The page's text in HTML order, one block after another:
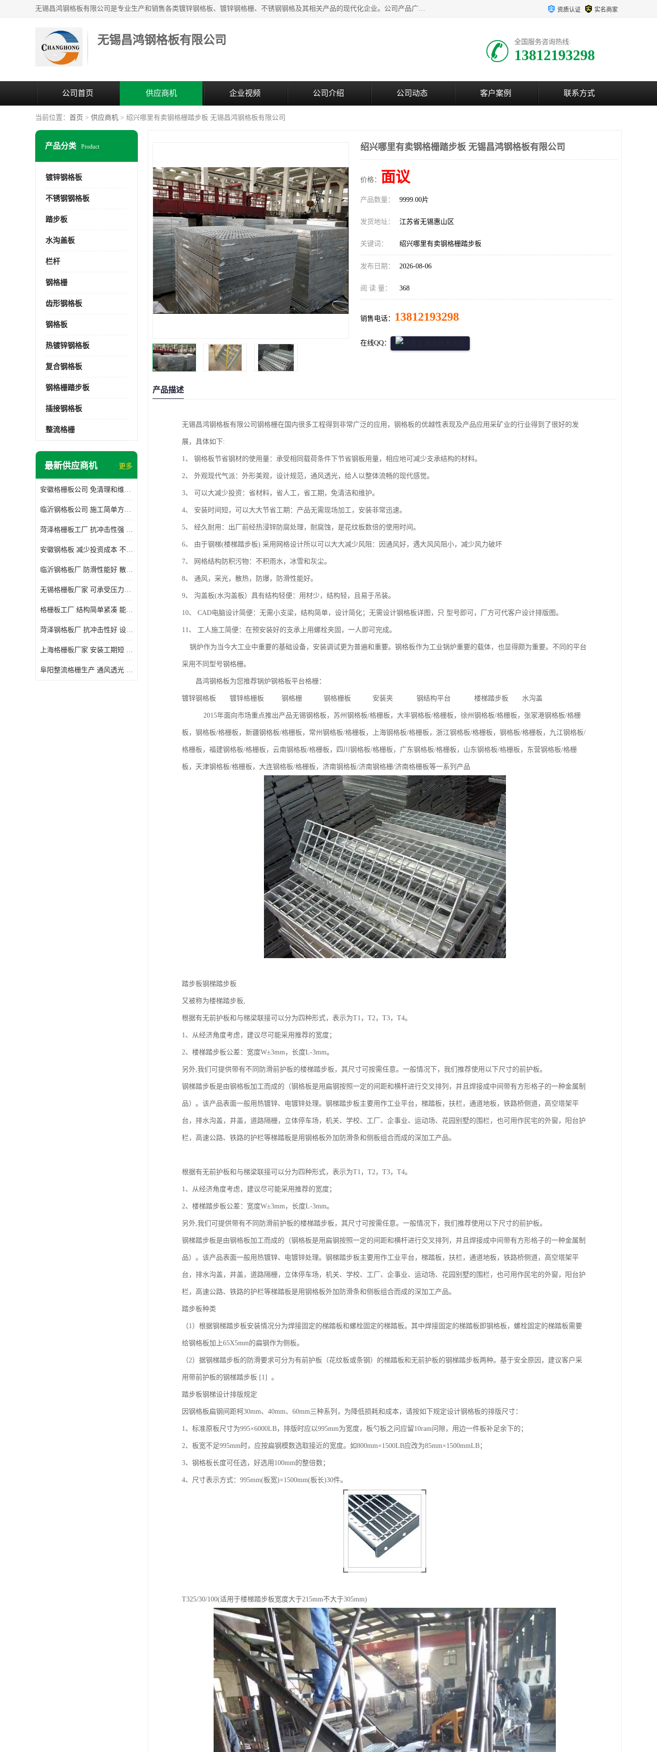
无锡昌鸿钢格板有限公司是专业生产和销售各类镀锌钢格板、镀锌钢格栅、不锈钢钢格及其相关产品的现代化企业。公司产品广泛运用于石油、化工、港口、电力、运输、造纸、医药、钢铁、食品、市政、房地产、制造业等各个领域。 资质认证 实名商家
无锡昌鸿钢格板有限公司 全国服务咨询热线:
13812193298
公司首页 供应商机 企业视频 公司介绍 公司动态 客户案例 联系方式
当前位置： 首页 > 供应商机 > 绍兴哪里有卖钢格栅踏步板 无锡昌鸿钢格板有限公司
产品分类 Product
镀锌钢格板
不锈钢钢格板
踏步板
水沟盖板
栏杆
钢格栅
齿形钢格板
钢格板
热镀锌钢格板
复合钢格板
钢格栅踏步板
插接钢格板
整流格栅
最新供应商机 更多
安徽格栅板公司 免清理和维护 安装需要人工少
临沂钢格板公司 施工简单方便 通风好 减少风阻
菏泽格栅板工厂 抗冲击性强 安装需要人工少
安徽钢格板 减少投资成本 不用清洗和维护
临沂钢格板厂 防滑性能好 散热防爆效果好
无锡格栅板厂家 可承受压力强 安装需要人工少
格栅板工厂 结构简单紧凑 能减少风力破坏
菏泽钢格板厂 抗冲击性好 设计规范 通风透光
上海格栅板厂家 安装工期短 通风好 减少风阻
阜阳整流格栅生产 通风透光 免清理和维护
绍兴哪里有卖钢格栅踏步板 无锡昌鸿钢格板有限公司
价格： 面议
产品数量： 9999.00片
发货地址： 江苏省无锡惠山区
关键词： 绍兴哪里有卖钢格栅踏步板
发布日期： 2026-08-06
阅 读 量： 368
销售电话： 13812193298
在线QQ：
产品描述
无锡昌鸿钢格板有限公司钢格栅在国内很多工程得到非常广泛的应用，钢格板的优越性表现及产品应用采矿业的行业得到了很好的发
展，具体如下:
1、 钢格板节省钢材的使用量：承受相同载荷条件下节省钢板用量，相应地可减少支承结构的材料。
2、 外观现代气派：外形美观，设计规范，通风透光，给人以整体流畅的现代感觉。
3、 可以大减少投资：省材料，省人工，省工期，免清洁和维护。
4、 安装时间短，可以大大节省工期：产品无需现场加工，安装非常迅速。
5、 经久耐用：出厂前经热浸锌防腐处理，耐腐蚀，是花纹板数倍的使用时间。
6、 由于钢梯(楼梯踏步板) 采用网格设计所以可以大大减少风阻：因通风好，遇大风风阻小，减少风力破坏
7、 网格结构防积污物：不积雨水，冰雪和灰尘。
8、 通风，采光，散热，防爆，防滑性能好。
9、 沟盖板(水沟盖板）具有结构轻便：用材少，结构轻，且易于吊装。
10、 CAD电脑设计简便：无需小支梁，结构简单，设计简化；无需设计钢格板详图，只 型号即可，厂方可代客户设计排版图。
11、 工人施工简便：在预安装好的支承上用螺栓夹固，一人即可完成。
锅炉作为当今大工业中重要的基础设备，安装调试更为普遍和重要。钢格板作为工业锅炉重要的载体，也显得颇为重要。不同的平台
采用不同型号钢格栅。
昌鸿钢格板为您推荐锅炉钢格板平台格栅：
镀锌钢格板 镀锌格栅板 钢格栅 钢格栅板 安装夹 钢结构平台 楼梯踏步板 水沟盖
2015年面向市场重点推出产品无锡钢格板，苏州钢格板/格栅板，大丰钢格板/格栅板，徐州钢格板/格栅板，张家港钢格板/格栅
板，钢格板/格栅板，新疆钢格板/格栅板，常州钢格板/格栅板，上海钢格板/格栅板，浙江钢格板/格栅板，钢格板/格栅板，九江钢格板/
格栅板，福建钢格板/格栅板，云南钢格板/格栅板，四川钢格板/格栅板，广东钢格板/格栅板，山东钢格板/格栅板，东营钢格板/格栅
板，天津钢格板/格栅板，大连钢格板/格栅板，济南钢格板/济南钢格栅/济南格栅板等一系列产品
踏步板钢梯踏步板
又被称为楼梯踏步板,
根据有无前护板和与梯梁联接可以分为四种形式，表示为T1，T2，T3，T4。
1、从经济角度考虑，建议尽可能采用推荐的宽度；
2、楼梯踏步板公差：宽度W±3mm，长度L-3mm。
另外,我们可提供带有不同防滑前护板的楼梯踏步板，其尺寸可按需任意。一般情况下，我们推荐使用以下尺寸的前护板。
钢梯踏步板是由钢格板加工而成的（钢格板是用扁钢按照一定的间距和横杆进行交叉排列，并且焊接成中间带有方形格子的一种金属制
品）。该产品表面一般用热镀锌、电镀锌处理。钢梯踏步板主要用作工业平台，梯踏板，扶栏，通道地板，铁路桥侧道，高空塔架平
台，排水沟盖，井盖，道路隔栅，立体停车场，机关、学校、工厂、企事业、运动场、花园别墅的围栏，也可用作民宅的外窗，阳台护
栏，高速公路、铁路的护栏等梯踏板是用钢格板外加防滑条和侧板组合而成的深加工产品。
根据有无前护板和与梯梁联接可以分为四种形式，表示为T1，T2，T3，T4。
1、从经济角度考虑，建议尽可能采用推荐的宽度；
2、楼梯踏步板公差：宽度W±3mm，长度L-3mm。
另外,我们可提供带有不同防滑前护板的楼梯踏步板，其尺寸可按需任意。一般情况下，我们推荐使用以下尺寸的前护板。
钢梯踏步板是由钢格板加工而成的（钢格板是用扁钢按照一定的间距和横杆进行交叉排列，并且焊接成中间带有方形格子的一种金属制
品）。该产品表面一般用热镀锌、电镀锌处理。钢梯踏步板主要用作工业平台，梯踏板，扶栏，通道地板，铁路桥侧道，高空塔架平
台，排水沟盖，井盖，道路隔栅，立体停车场，机关、学校、工厂、企事业、运动场、花园别墅的围栏，也可用作民宅的外窗，阳台护
栏，高速公路、铁路的护栏等梯踏板是用钢格板外加防滑条和侧板组合而成的深加工产品。
踏步板种类
（1）根据钢梯踏步板安装情况分为焊接固定的梯踏板和螺栓固定的梯踏板。其中焊接固定的梯踏板即钢格板，螺栓固定的梯踏板需要
给钢格板加上65X5mm的扁钢作为侧板。
（2）据钢梯踏步板的防滑要求可分为有前护板（花纹板或条钢）的梯踏板和无前护板的钢梯踏步板两种。基于安全原因，建议客户采
用带前护板的钢梯踏步板 [1] 。
踏步板钢梯设计排版规定
因钢格板扁钢间距柯30mm、40mm、60mm三种系列，为降低损耗和成本，请按如下规定设计钢格板的排版尺寸：
1、标准原板尺寸为995×6000LB，排版时应以995mm为宽度，板勺板之问应留10ram问隙，用边一件板补足余下的；
2、板宽不足995mm时，应按扁钢模数选取接近的宽度。如800mm×1500LB应改为85mm×1500mmLB；
3、钢格板长度可任选，好选用100mm的整倍数；
4、尺寸表示方式：995mm(板宽)×1500mm(板长)30件。
T325/30/100(适用于楼梯踏步板宽度大于215mm不大于305mm)